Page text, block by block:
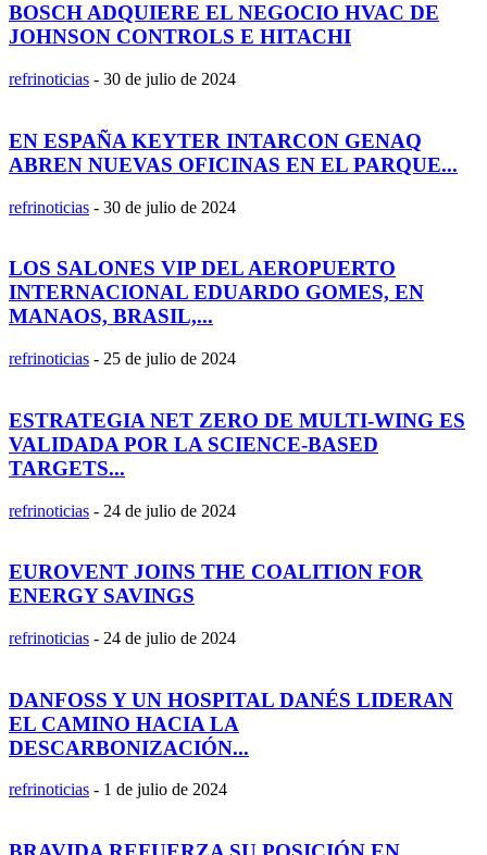
BOSCH ADQUIERE EL NEGOCIO HVAC DE
JOHNSON CONTROLS E HITACHI
refrinoticias - 30 de julio de 2024
EN ESPAÑA KEYTER INTARCON GENAQ
ABREN NUEVAS OFICINAS EN EL PARQUE...
refrinoticias - 30 de julio de 2024
LOS SALONES VIP DEL AEROPUERTO
INTERNACIONAL EDUARDO GOMES, EN
MANAOS, BRASIL,...
refrinoticias - 25 de julio de 2024
ESTRATEGIA NET ZERO DE MULTI-WING ES
VALIDADA POR LA SCIENCE-BASED
TARGETS...
refrinoticias - 24 de julio de 2024
EUROVENT JOINS THE COALITION FOR
ENERGY SAVINGS
refrinoticias - 24 de julio de 2024
DANFOSS Y UN HOSPITAL DANÉS LIDERAN
EL CAMINO HACIA LA
DESCARBONIZACIÓN...
refrinoticias - 1 de julio de 2024